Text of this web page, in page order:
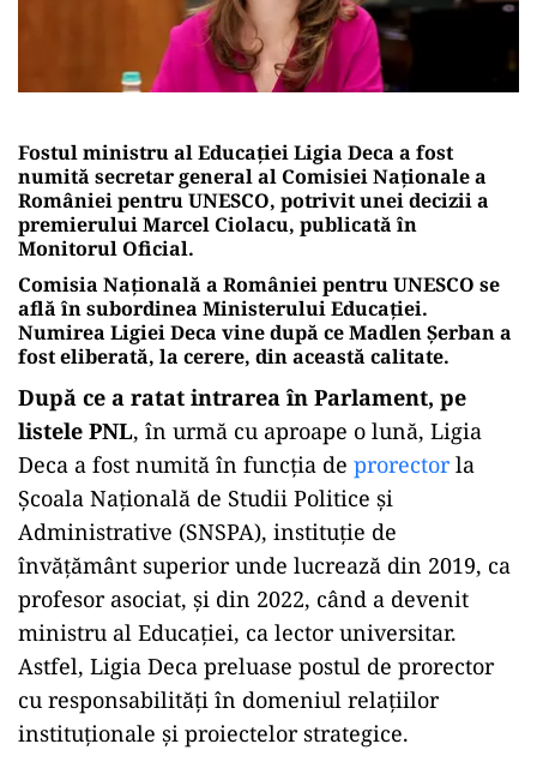
Fostul ministru al Educației Ligia Deca a fost
numită secretar general al Comisiei Naționale a
României pentru UNESCO, potrivit unei decizii a
premierului Marcel Ciolacu, publicată în
Monitorul Oficial.
Comisia Națională a României pentru UNESCO se
află în subordinea Ministerului Educației.
Numirea Ligiei Deca vine după ce Madlen Şerban a
fost eliberată, la cerere, din această calitate.
După ce a ratat intrarea în Parlament, pe
listele PNL, în urmă cu aproape o lună, Ligia
Deca a fost numită în funcția de prorectorla
Școala Națională de Studii Politice și
Administrative (SNSPA), instituție de
învățământ superior unde lucrează din 2019, ca
profesor asociat, și din 2022, când a devenit
ministru al Educației, ca lector universitar.
Astfel, Ligia Deca preluase postul de prorector
cu responsabilități în domeniul relațiilor
instituționale și proiectelor strategice.